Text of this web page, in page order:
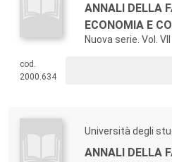
ANNALI DELLA
ECONOMIA E
Nuova serie. Vol. VII
cod.
2000.634
Università degli
ANNALI DELLA